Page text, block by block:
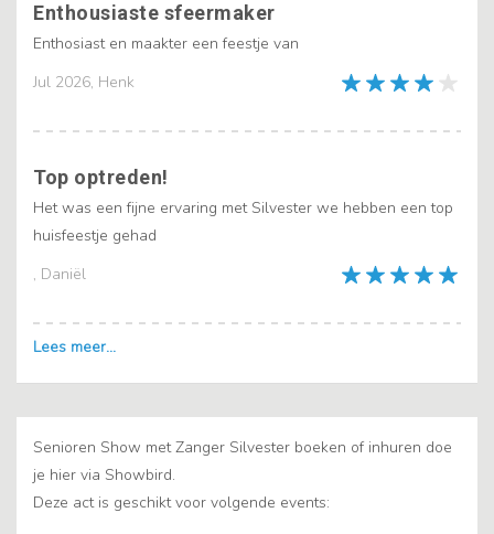
Jul 2026, Henk
Enthousiaste sfeermaker
Enthosiast en maakter een feestje van
, Daniël
Top optreden!
Het was een fijne ervaring met Silvester we hebben een top
huisfeestje gehad
Senioren Show met Zanger Silvester boeken of inhuren doe
je hier via Showbird.
Deze act is geschikt voor volgende events: